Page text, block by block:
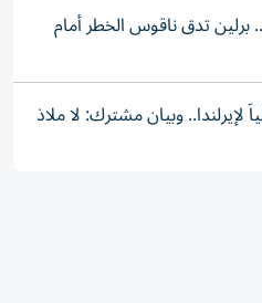
تدق ناقوس الخطر أمام
لإيرلندا.. وبيان مشترك: لا ملاذ